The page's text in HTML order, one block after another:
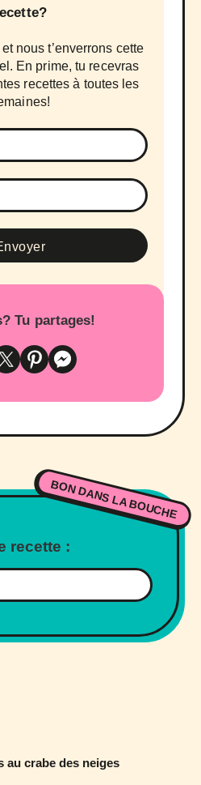
nous t’enverrons cette
En prime, tu recevras
recettes à toutes les
Tu partages!
BON DANS LA BOUCHE
recette :
au crabe des neiges